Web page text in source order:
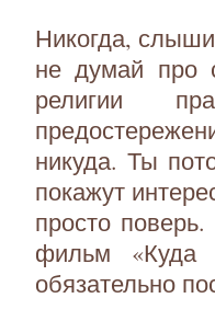
Никогда,
не думай про
религии
никуда. Ты
покажут
просто
фильм «Куда
обязательно